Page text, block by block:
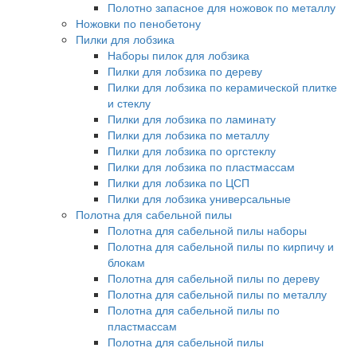
Полотно запасное для ножовок по металлу
Ножовки по пенобетону
Пилки для лобзика
Наборы пилок для лобзика
Пилки для лобзика по дереву
Пилки для лобзика по керамической плитке
и стеклу
Пилки для лобзика по ламинату
Пилки для лобзика по металлу
Пилки для лобзика по оргстеклу
Пилки для лобзика по пластмассам
Пилки для лобзика по ЦСП
Пилки для лобзика универсальные
Полотна для сабельной пилы
Полотна для сабельной пилы наборы
Полотна для сабельной пилы по кирпичу и
блокам
Полотна для сабельной пилы по дереву
Полотна для сабельной пилы по металлу
Полотна для сабельной пилы по
пластмассам
Полотна для сабельной пилы